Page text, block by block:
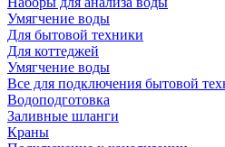
Умягчение воды
Для бытовой техники
Для коттеджей
Умягчение воды
Все для подключения бытовой
Водоподготовка
Заливные шланги
Краны